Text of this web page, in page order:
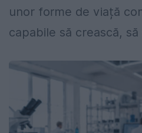
unor forme de viață
capabile să crească, să